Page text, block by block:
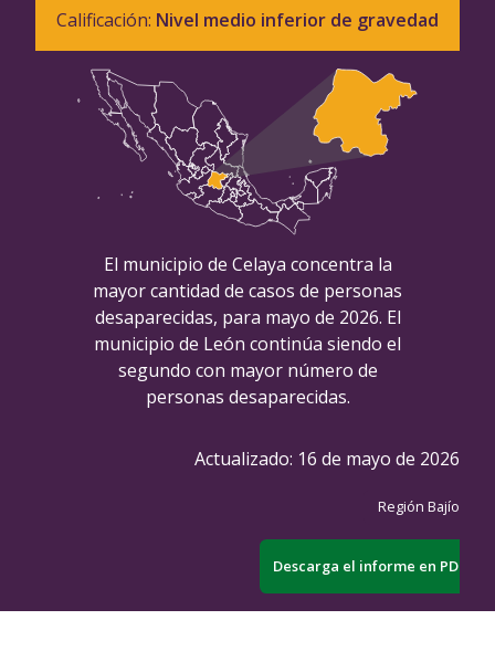
Calificación: Nivel medio inferior de gravedad
El municipio de Celaya concentra la
mayor cantidad de casos de personas
desaparecidas, para mayo de 2026. El
municipio de León continúa siendo el
segundo con mayor número de
personas desaparecidas.
Actualizado: 16 de mayo de 2026
Región Bajío
Descarga el informe en PDF